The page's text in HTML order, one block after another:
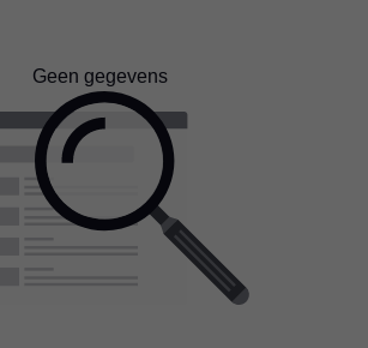
Geen gegevens